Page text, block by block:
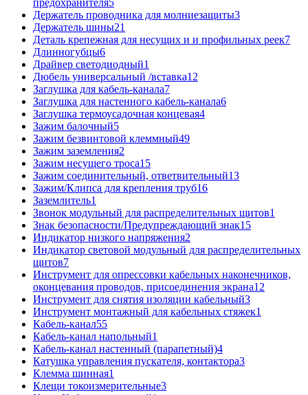
Держатель проводника для молниезащиты3
Держатель шины21
Деталь крепежная для несущих и и профильных реек7
Длинногубцы6
Драйвер светодиодный1
Дюбель универсальный /вставка12
Заглушка для кабель-канала7
Заглушка для настенного кабель-канала6
Заглушка термоусадочная концевая4
Зажим балочный5
Зажим безвинтовой клеммный49
Зажим заземления2
Зажим несущего троса15
Зажим соединительный, ответвительный13
Зажим/Клипса для крепления труб16
Заземлитель1
Звонок модульный для распределительных щитов1
Знак безопасности/Предупреждающий знак15
Индикатор низкого напряжения2
Индикатор световой модульный для распределительных
щитов7
Инструмент для опрессовки кабельных наконечников,
оконцевания проводов, присоединения экрана12
Инструмент для снятия изоляции кабельный3
Инструмент монтажный для кабельных стяжек1
Кабель-канал55
Кабель-канал напольный1
Кабель-канал настенный (парапетный)4
Катушка управления пускателя, контактора3
Клемма шинная1
Клещи токоизмерительные3